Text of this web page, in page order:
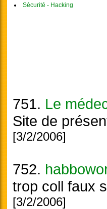
Sécurité - Hacking
751. Le
Site de
[3/2/2006]
752.
trop coll faux
[3/2/2006]